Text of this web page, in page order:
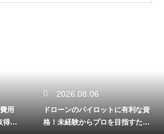
用
得す
2026.08.06
ドローンのパイロットに有利な資
格！未経験からプロを目指すため